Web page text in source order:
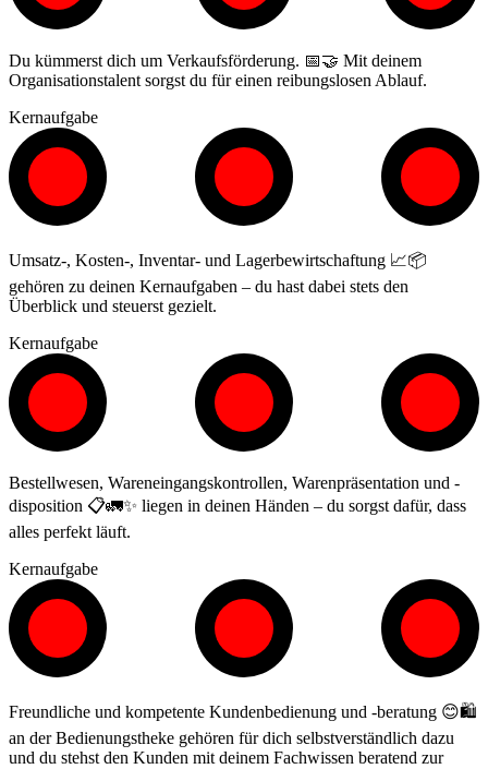
Du kümmerst dich um Verkaufsförderung. 📅🤝 Mit deinem
Organisationstalent sorgst du für einen reibungslosen Ablauf.
Kernaufgabe
Umsatz-, Kosten-, Inventar- und Lagerbewirtschaftung 📈📦
gehören zu deinen Kernaufgaben – du hast dabei stets den
Überblick und steuerst gezielt.
Kernaufgabe
Bestellwesen, Wareneingangskontrollen, Warenpräsentation und -
disposition 📋🚛✨ liegen in deinen Händen – du sorgst dafür, dass
alles perfekt läuft.
Kernaufgabe
Freundliche und kompetente Kundenbedienung und -beratung 😊🛍️
an der Bedienungstheke gehören für dich selbstverständlich dazu
und du stehst den Kunden mit deinem Fachwissen beratend zur